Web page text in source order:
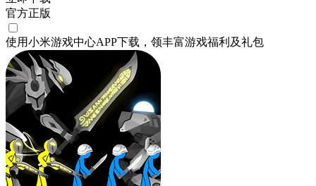
官方正版
使用小米游戏中心APP下载 ，领丰富游戏福利 及礼包